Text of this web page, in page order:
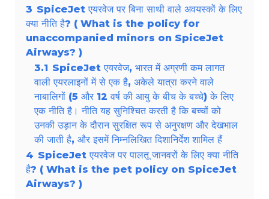
3 SpiceJet एयरवेज पर बिना साथी वाले अवयस्कों के लिए
क्या नीति है? ( What is the policy for
unaccompanied minors on SpiceJet
Airways? )
3.1 SpiceJet एयरवेज, भारत में अग्रणी कम लागत
वाली एयरलाइनों में से एक है, अकेले यात्रा करने वाले
नाबालिगों (5 और 12 वर्ष की आयु के बीच के बच्चे) के लिए
एक नीति है। नीति यह सुनिश्चित करती है कि बच्चों को
उनकी उड़ान के दौरान सुरक्षित रूप से अनुरक्षण और देखभाल
की जाती है, और इसमें निम्नलिखित दिशानिर्देश शामिल हैं
4 SpiceJet एयरवेज पर पालतू जानवरों के लिए क्या नीति
है? ( What is the pet policy on SpiceJet
Airways? )